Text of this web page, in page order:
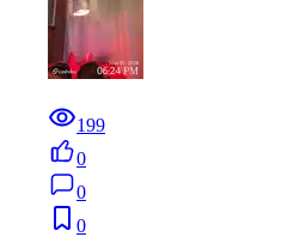
199
0
0
0